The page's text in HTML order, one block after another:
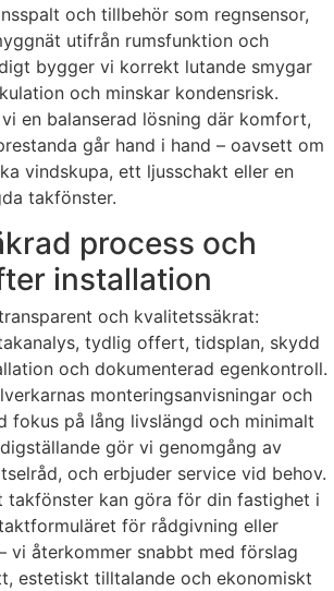
och tillbehör som regnsensor,
utifrån rumsfunktion och
bygger vi korrekt lutande smygar
och minskar kondensrisk.
en balanserad lösning där komfort,
går hand i hand – oavsett om
vindskupa, ett ljusschakt eller en
takfönster.
process och
installation
och kvalitetssäkrat:
tydlig offert, tidsplan, skydd
och dokumenterad egenkontroll.
monteringsanvisningar och
fokus på lång livslängd och minimalt
gör vi genomgång av
och erbjuder service vid behov.
takfönster kan göra för din fastighet i
för rådgivning eller
vi återkommer snabbt med förslag
estetiskt tilltalande och ekonomiskt